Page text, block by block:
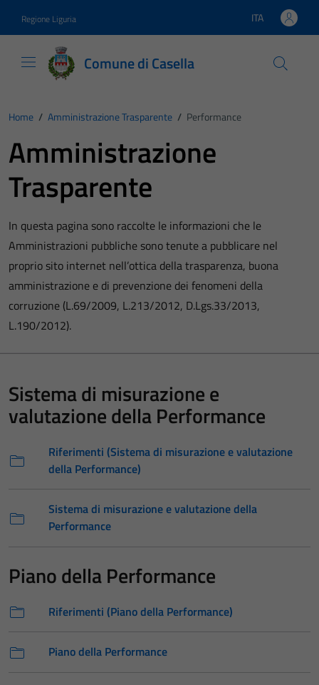
Regione Liguria Lingua attiva:
ITA
Comune di Casella
Home / Amministrazione Trasparente / Performance
Amministrazione
Trasparente
In questa pagina sono raccolte le informazioni che le
Amministrazioni pubbliche sono tenute a pubblicare nel
proprio sito internet nell’ottica della trasparenza, buona
amministrazione e di prevenzione dei fenomeni della
corruzione (L.69/2009, L.213/2012, D.Lgs.33/2013,
L.190/2012).
Sistema di misurazione e
valutazione della Performance
Riferimenti (Sistema di misurazione e valutazione
della Performance)
Sistema di misurazione e valutazione della
Performance
Piano della Performance
Riferimenti (Piano della Performance)
Piano della Performance